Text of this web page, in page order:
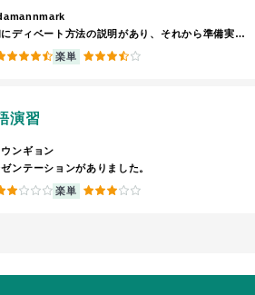
最初にディベート方法の説明があり、それから準備実践の繰り返しです。
楽単 3.5
演習
ンギョン
ンテーションがありました。
楽単 3